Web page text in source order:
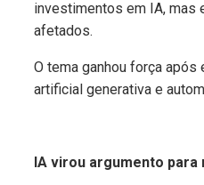
investimentos em IA, mas
afetados.
O tema ganhou força
artificial generativa e
IA virou argumento